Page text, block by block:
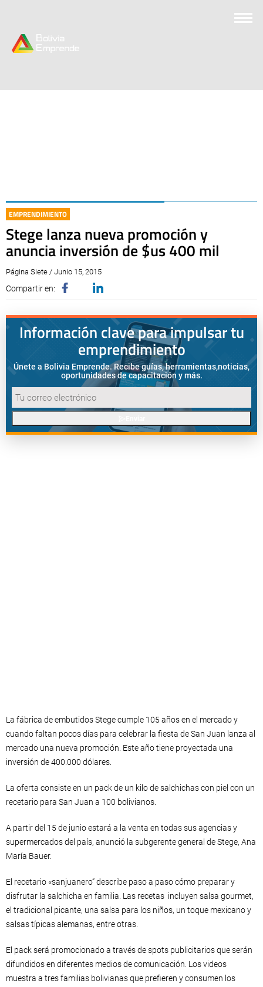
EMPRENDIMIENTO
Stege lanza nueva promoción y
anuncia inversión de $us 400 mil
Página Siete / Junio 15, 2015
Compartir en:
Información clave para impulsar tu
emprendimiento
Únete a Bolivia Emprende. Recibe guías, herramientas,noticias,
oportunidades de capacitación y más.
La fábrica de embutidos Stege cumple 105 años en el mercado y
cuando faltan pocos días para celebrar la fiesta de San Juan lanza al
mercado una nueva promoción. Este año tiene proyectada una
inversión de 400.000 dólares.
La oferta consiste en un pack de un kilo de salchichas con piel con un
recetario para San Juan a 100 bolivianos.
A partir del 15 de junio estará a la venta en todas sus agencias y
supermercados del país, anunció la subgerente general de Stege, Ana
María Bauer.
El recetario «sanjuanero” describe paso a paso cómo preparar y
disfrutar la salchicha en familia. Las recetas incluyen salsa gourmet,
el tradicional picante, una salsa para los niños, un toque mexicano y
salsas típicas alemanas, entre otras.
El pack será promocionado a través de spots publicitarios que serán
difundidos en diferentes medios de comunicación. Los videos
muestra a tres familias bolivianas que prefieren y consumen los